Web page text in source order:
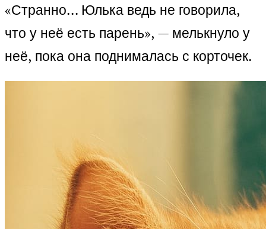
«Странно… Юлька ведь не говорила,
что у неё есть парень», — мелькнуло у
неё, пока она поднималась с корточек.